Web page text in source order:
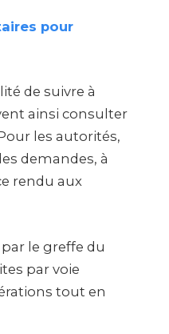
pour
de suivre à
ainsi consulter
les autorités,
demandes, à
rendu aux
le greffe du
par voie
tout en